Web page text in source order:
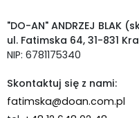
"DO-AN" ANDRZEJ BLAK
ul. Fatimska 64, 31-831
NIP: 6781175340
Skontaktuj się z nami:
fatimska@doan.com.pl